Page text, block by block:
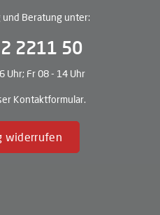
Beratung unter:
2211 50
Uhr; Fr 08 - 14 Uhr
Kontaktformular.
widerrufen